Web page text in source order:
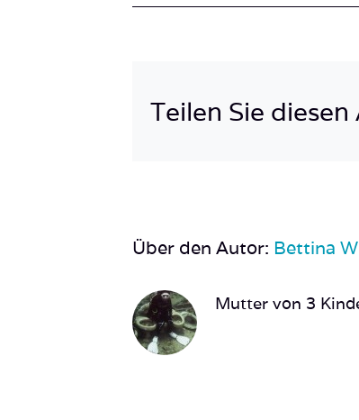
Teilen Sie
Über den Autor: Bettina
Mutter von 3